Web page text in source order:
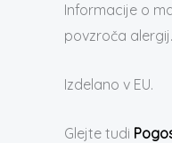
Informacije o
povzroča
Izdelano v EU.
Glejte tudi